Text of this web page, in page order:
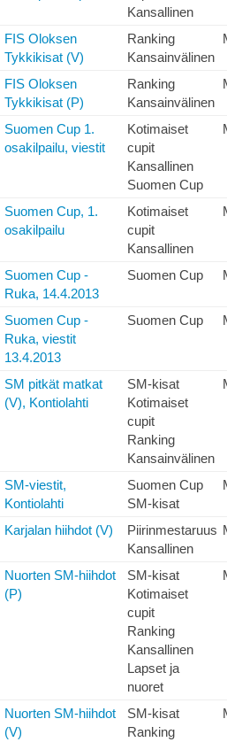
Kansallinen
FIS Oloksen
Tykkikisat (V)
Ranking
Kansainvälinen
FIS Oloksen
Tykkikisat (P)
Ranking
Kansainvälinen
Suomen Cup 1.
osakilpailu, viestit
Kotimaiset
cupit
Kansallinen
Suomen Cup
Suomen Cup, 1.
osakilpailu
Kotimaiset
cupit
Kansallinen
Suomen Cup -
Ruka, 14.4.2013
Suomen Cup
Suomen Cup -
Ruka, viestit
13.4.2013
Suomen Cup
SM pitkät matkat
(V), Kontiolahti
SM-kisat
Kotimaiset
cupit
Ranking
Kansainvälinen
SM-viestit,
Kontiolahti
Suomen Cup
SM-kisat
Karjalan hiihdot (V)
Piirinmestaruus
Kansallinen
Nuorten SM-hiihdot
(P)
SM-kisat
Kotimaiset
cupit
Ranking
Kansallinen
Lapset ja
nuoret
Nuorten SM-hiihdot
(V)
SM-kisat
Ranking